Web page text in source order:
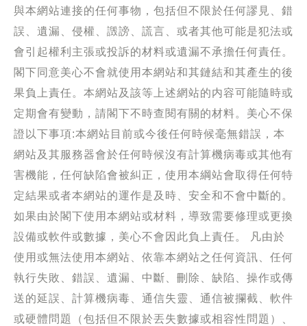
與本網站連接的任何事物，包括但不限於任何謬見、錯
誤、遺漏、侵權、譭謗、謊言、或者其他可能是犯法或
會引起權利主張或投訴的材料或遺漏不承擔任何責任。
閣下同意美心不會就使用本網站和其鏈結和其產生的後
果負上責任。本網站及該等上述網站的内容可能隨時或
定期會有變動，請閣下不時查閱有關的材料。美心不保
證以下事項:本網站目前或今後任何時候毫無錯誤，本
網站及其服務器會於任何時候沒有計算機病毒或其他有
害機能，任何缺陷會被糾正，使用本綱站會取得任何特
定結果或者本網站的運作是及時、安全和不會中斷的。
如果由於閣下使用本網站或材料，導致需要修理或更換
設備或軟件或數據，美心不會因此負上責任。 凡由於
使用或無法使用本網站、依靠本網站之任何資訊、任何
執行失敗、錯誤、遺漏、中斷、刪除、缺陷、操作或傳
送的延誤、計算機病毒、通信失靈、通信被攔截、軟件
或硬體問題（包括但不限於丟失數據或相容性問題）、